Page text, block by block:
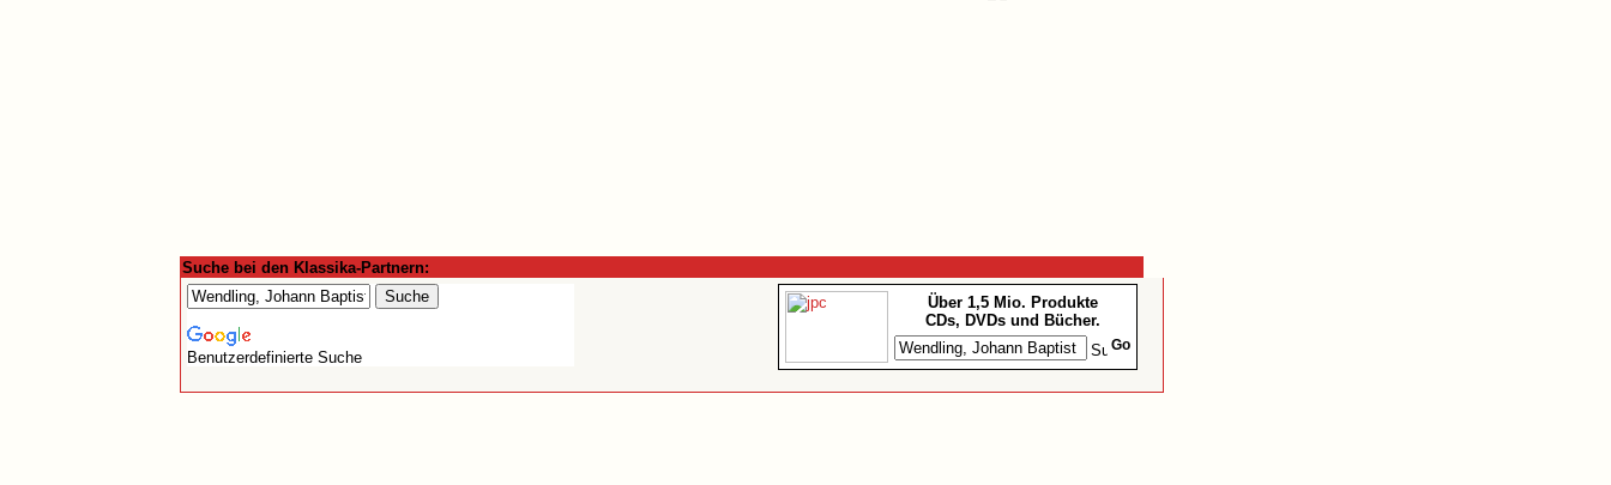
Suche bei den Klassika-Partnern:
Benutzerdefinierte Suche
Über 1,5 Mio. Produkte
CDs, DVDs und Bücher.
Go